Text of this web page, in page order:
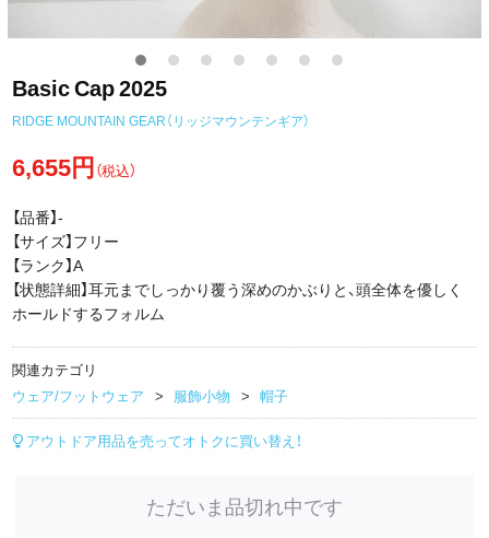
Basic Cap 2025
RIDGE MOUNTAIN GEAR（リッジマウンテンギア）
6,655円（税込）
【品番】-
【サイズ】フリー
【ランク】A
【状態詳細】耳元までしっかり覆う深めのかぶりと、頭全体を優しく
ホールドするフォルム
関連カテゴリ
ウェア/フットウェア
服飾小物 帽子
アウトドア用品を売ってオトクに買い替え！
ただいま品切れ中です